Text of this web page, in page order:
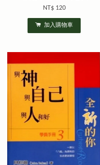
NT$ 120
加入購物車